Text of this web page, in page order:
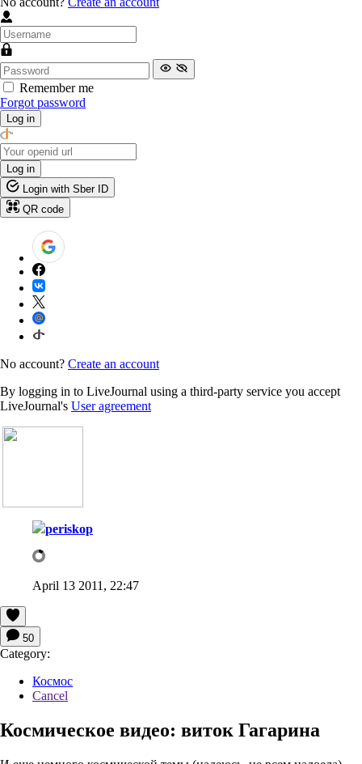
Remember me
Forgot password
Log in
Log in
Login with Sber ID
QR code
No account? Create an account
By logging in to LiveJournal using a third-party service you accept
LiveJournal's User agreement
periskop
April 13 2011, 22:47
50
Category:
Космос
Cancel
Космическое видео: виток Гагарина